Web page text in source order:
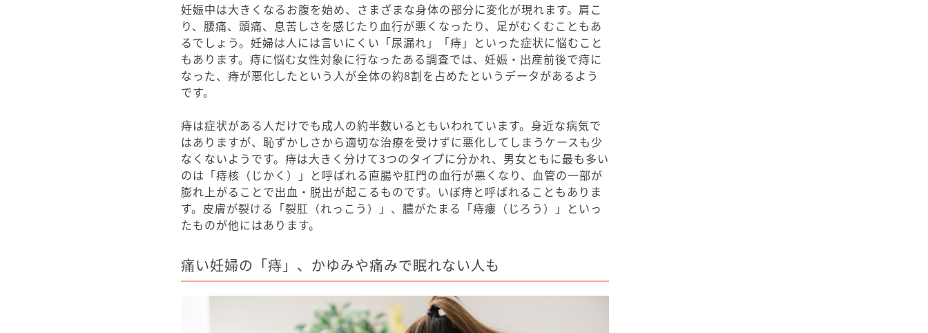
妊娠中は大きくなるお腹を始め、さまざまな身体の部分に変化が現れます。肩こ
り、腰痛、頭痛、息苦しさを感じたり血行が悪くなったり、足がむくむこともあ
るでしょう。妊婦は人には言いにくい「尿漏れ」「痔」といった症状に悩むこと
もあります。痔に悩む女性対象に行なったある調査では、妊娠・出産前後で痔に
なった、痔が悪化したという人が全体の約8割を占めたというデータがあるよう
です。
痔は症状がある人だけでも成人の約半数いるともいわれています。身近な病気で
はありますが、恥ずかしさから適切な治療を受けずに悪化してしまうケースも少
なくないようです。痔は大きく分けて3つのタイプに分かれ、男女ともに最も多い
のは「痔核（じかく）」と呼ばれる直腸や肛門の血行が悪くなり、血管の一部が
膨れ上がることで出血・脱出が起こるものです。いぼ痔と呼ばれることもありま
す。皮膚が裂ける「裂肛（れっこう）」、膿がたまる「痔瘻（じろう）」といっ
たものが他にはあります。
痛い妊婦の「痔」、かゆみや痛みで眠れない人も